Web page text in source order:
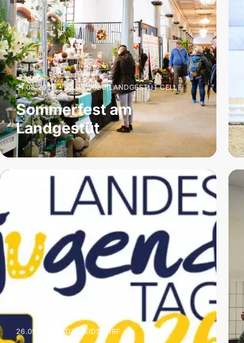
21.08.2026 – 23.08.2026|LANDGESTÜT CELLE
Sommerfest am
Landgestüt
26.09.2026 ADELHEIDSDORF